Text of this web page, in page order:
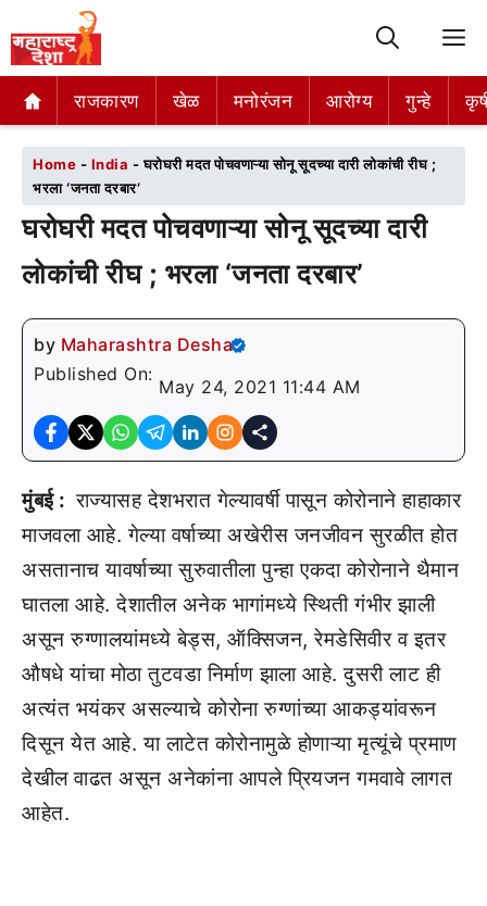
राजकारण खेळ मनोरंजन आरोग्य गुन्हे
राजकारण खेळ मनोरंजन आरोग्य गुन्हे
Home - India -घरोघरी मदत पोचवणाऱ्या सोनू सूदच्या दारी लोकांची रीघ ;
भरला ‘जनता दरबार’
घरोघरी मदत पोचवणाऱ्या सोनू सूदच्या दारी
लोकांची रीघ ; भरला ‘जनता दरबार’
by Maharashtra Desha
Published On:
May 24, 2021 11:44 AM
मुंबई :राज्यासह देशभरात गेल्यावर्षी पासून कोरोनाने हाहाकार
माजवला आहे. गेल्या वर्षाच्या अखेरीस जनजीवन सुरळीत होत
असतानाच यावर्षाच्या सुरुवातीला पुन्हा एकदा कोरोनाने थैमान
घातला आहे. देशातील अनेक भागांमध्ये स्थिती गंभीर झाली
असून रुग्णालयांमध्ये बेड्स, ऑक्सिजन, रेमडेसिवीर व इतर
औषधे यांचा मोठा तुटवडा निर्माण झाला आहे. दुसरी लाट ही
अत्यंत भयंकर असल्याचे कोरोना रुग्णांच्या आकड्यांवरून
दिसून येत आहे. या लाटेत कोरोनामुळे होणाऱ्या मृत्यूंचे प्रमाण
देखील वाढत असून अनेकांना आपले प्रियजन गमवावे लागत
आहेत.